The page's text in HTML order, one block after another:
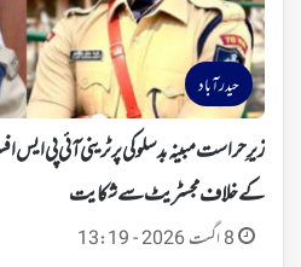
حیدرآباد
زیرِ حراست مبینہ بدسلوکی پر ٹرینی آئی پی
کے خلاف مجسٹریٹ سے شکایت
8 اگست 2026 - 13:19